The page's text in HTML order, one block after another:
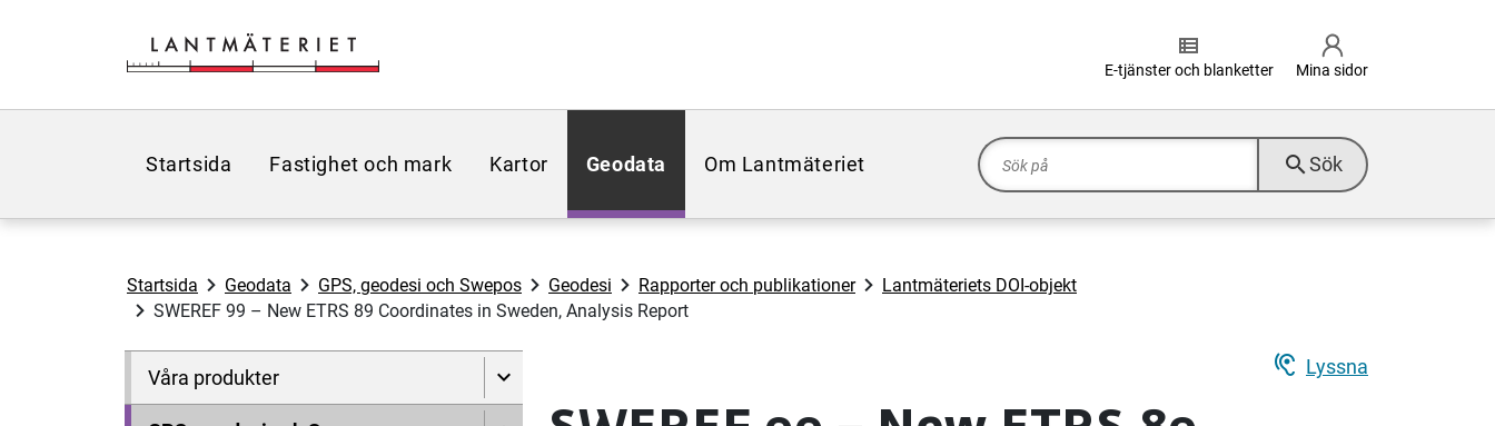
view_list
E-tjänster och blanketter Mina sidor
Startsida Fastighet och mark Kartor Geodata Om Lantmäteriet search Sök
Startsida Geodata GPS, geodesi och Swepos Geodesi Rapporter och publikationer
Lantmäteriets DOI-objekt
SWEREF 99 – New ETRS 89 Coordinates in Sweden, Analysis Report
Våra produkter hearing Lyssna